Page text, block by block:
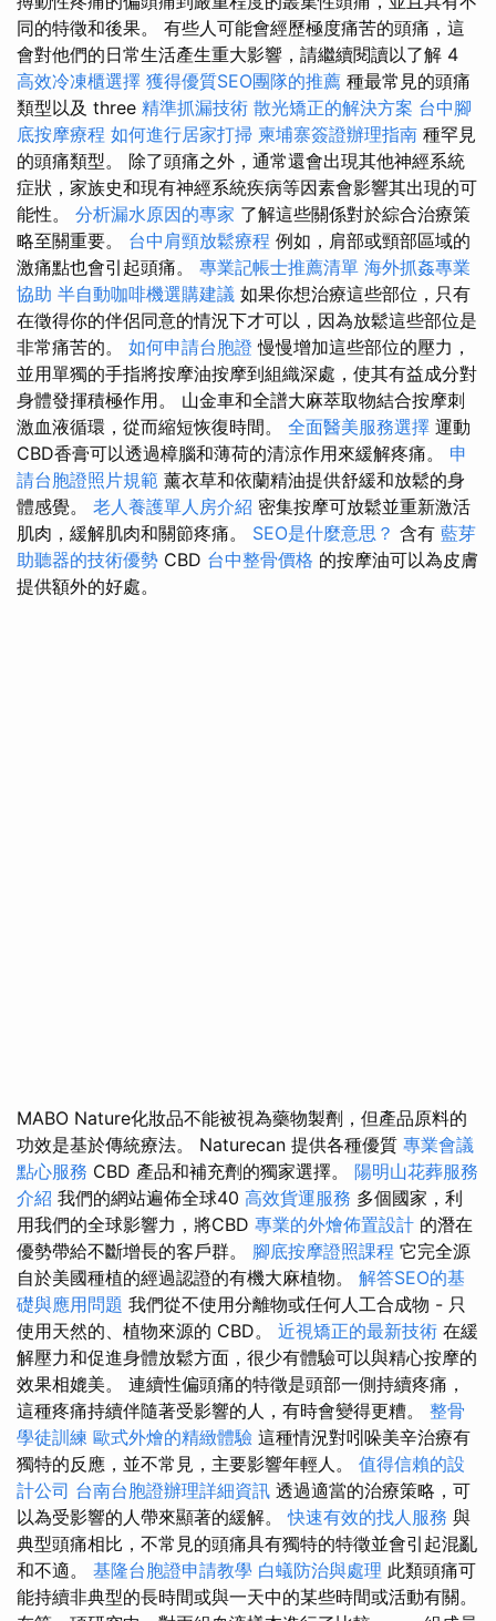
同的特徵和後果。 有些人可能會經歷極度痛苦的頭痛，這
會對他們的日常生活產生重大影響，請繼續閱讀以了解 4
高效冷凍櫃選擇 獲得優質SEO團隊的推薦 種最常見的頭痛
類型以及 three 精準抓漏技術 散光矯正的解決方案 台中腳
底按摩療程 如何進行居家打掃 柬埔寨簽證辦理指南 種罕見
的頭痛類型。 除了頭痛之外，通常還會出現其他神經系統
症狀，家族史和現有神經系統疾病等因素會影響其出現的可
能性。 分析漏水原因的專家 了解這些關係對於綜合治療策
略至關重要。 台中肩頸放鬆療程 例如，肩部或頸部區域的
激痛點也會引起頭痛。 專業記帳士推薦清單 海外抓姦專業
協助 半自動咖啡機選購建議 如果你想治療這些部位，只有
在徵得你的伴侶同意的情況下才可以，因為放鬆這些部位是
非常痛苦的。 如何申請台胞證 慢慢增加這些部位的壓力，
並用單獨的手指將按摩油按摩到組織深處，使其有益成分對
身體發揮積極作用。 山金車和全譜大麻萃取物結合按摩刺
激血液循環，從而縮短恢復時間。 全面醫美服務選擇 運動
CBD香膏可以透過樟腦和薄荷的清涼作用來緩解疼痛。 申
請台胞證照片規範 薰衣草和依蘭精油提供舒緩和放鬆的身
體感覺。 老人養護單人房介紹 密集按摩可放鬆並重新激活
肌肉，緩解肌肉和關節疼痛。 SEO是什麼意思？ 含有 藍芽
助聽器的技術優勢 CBD 台中整骨價格 的按摩油可以為皮膚
提供額外的好處。
MABO Nature化妝品不能被視為藥物製劑，但產品原料的
功效是基於傳統療法。 Naturecan 提供各種優質 專業會議
點心服務 CBD 產品和補充劑的獨家選擇。 陽明山花葬服務
介紹 我們的網站遍佈全球40 高效貨運服務 多個國家，利
用我們的全球影響力，將CBD 專業的外燴佈置設計 的潛在
優勢帶給不斷增長的客戶群。 腳底按摩證照課程 它完全源
自於美國種植的經過認證的有機大麻植物。 解答SEO的基
礎與應用問題 我們從不使用分離物或任何人工合成物 - 只
使用天然的、植物來源的 CBD。 近視矯正的最新技術 在緩
解壓力和促進身體放鬆方面，很少有體驗可以與精心按摩的
效果相媲美。 連續性偏頭痛的特徵是頭部一側持續疼痛，
這種疼痛持續伴隨著受影響的人，有時會變得更糟。 整骨
學徒訓練 歐式外燴的精緻體驗 這種情況對吲哚美辛治療有
獨特的反應，並不常見，主要影響年輕人。 值得信賴的設
計公司 台南台胞證辦理詳細資訊 透過適當的治療策略，可
以為受影響的人帶來顯著的緩解。快速有效的找人服務 與
典型頭痛相比，不常見的頭痛具有獨特的特徵並會引起混亂
和不適。 基隆台胞證申請教學 白蟻防治與處理 此類頭痛可
能持續非典型的長時間或與一天中的某些時間或活動有關。